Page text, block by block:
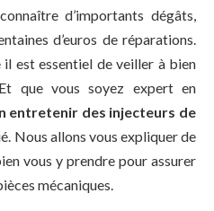
d’importants dégâts,
d’euros de réparations.
il est essentiel de veiller à bien
que vous soyez expert en
entretenir des injecteurs de
Nous allons vous expliquer de
vous y prendre pour assurer
mécaniques.